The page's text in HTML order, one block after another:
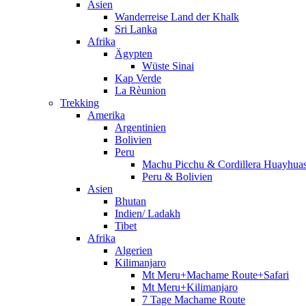
Asien
Wanderreise Land der Khalk
Sri Lanka
Afrika
Ägypten
Wüste Sinai
Kap Verde
La Rèunion
Trekking
Amerika
Argentinien
Bolivien
Peru
Machu Picchu & Cordillera
Peru & Bolivien
Asien
Bhutan
Indien/ Ladakh
Tibet
Afrika
Algerien
Kilimanjaro
Mt Meru+Machame Route+Safari
Mt Meru+Kilimanjaro
7 Tage Machame Route